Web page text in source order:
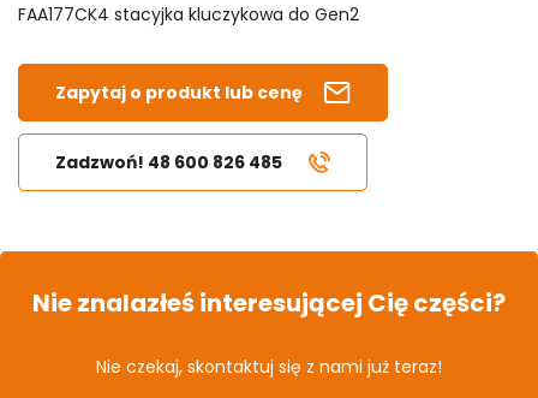
FAA177CK4 stacyjka kluczykowa do Gen2
Zapytaj o produkt lub cenę
Zadzwoń! 48 600 826 485
Nie znalazłeś interesującej Cię części?
Nie czekaj, skontaktuj się z nami już teraz!